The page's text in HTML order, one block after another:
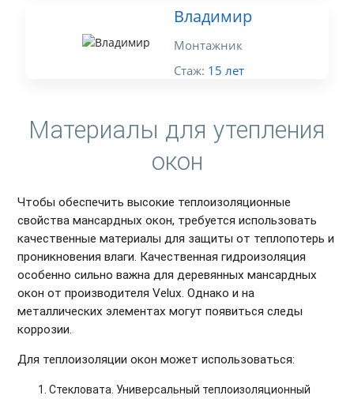
Владимир
Монтажник
Стаж: 15 лет
Материалы для утепления
окон
Чтобы обеспечить высокие теплоизоляционные
свойства мансардных окон, требуется использовать
качественные материалы для защиты от теплопотерь и
проникновения влаги. Качественная гидроизоляция
особенно сильно важна для деревянных мансардных
окон от производителя Velux. Однако и на
металлических элементах могут появиться следы
коррозии.
Для теплоизоляции окон может использоваться:
Стекловата. Универсальный теплоизоляционный